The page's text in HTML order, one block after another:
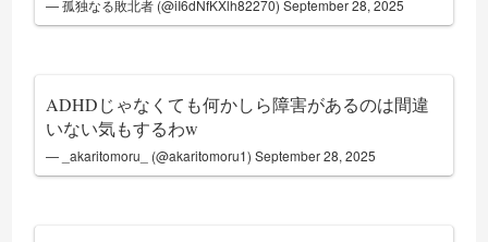
— 孤独なる敗北者 (@iI6dNfKXlh82270)September 28, 2025
ADHDじゃなくても何かしら障害があるのは間違
いない気もするわw
— _akaritomoru_ (@akaritomoru1)September 28, 2025